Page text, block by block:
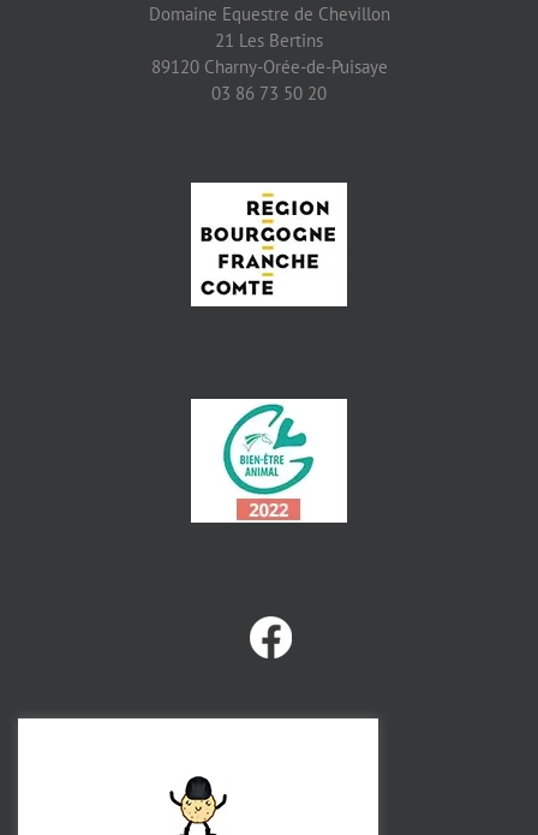
Domaine Equestre de Chevillon
21 Les Bertins
89120 Charny-Orée-de-Puisaye
03 86 73 50 20